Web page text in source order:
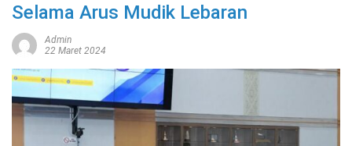
Selama Arus Mudik Lebaran
Admin
22 Maret 2024